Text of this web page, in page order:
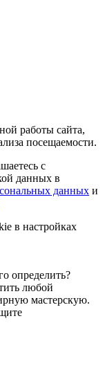
работы сайта,
посещаемости.
с
данных в
данных и
в настройках
определить?
любой
мастерскую.